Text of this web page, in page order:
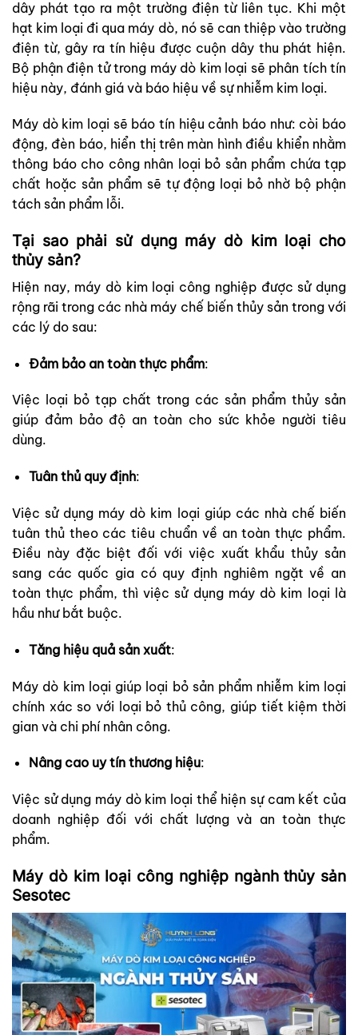
dây phát tạo ra một trường điện từ liên tục. Khi một
hạt kim loại đi qua máy dò, nó sẽ can thiệp vào trường
điện từ, gây ra tín hiệu được cuộn dây thu phát hiện.
Bộ phận điện tử trong máy dò kim loại sẽ phân tích tín
hiệu này, đánh giá và báo hiệu về sự nhiễm kim loại.
Máy dò kim loại sẽ báo tín hiệu cảnh báo như: còi báo
động, đèn báo, hiển thị trên màn hình điều khiển nhằm
thông báo cho công nhân loại bỏ sản phẩm chứa tạp
chất hoặc sản phẩm sẽ tự động loại bỏ nhờ bộ phận
tách sản phẩm lỗi.
Tại sao phải sử dụng máy dò kim loại cho
thủy sản?
Hiện nay, máy dò kim loại công nghiệp được sử dụng
rộng rãi trong các nhà máy chế biến thủy sản trong với
các lý do sau:
Đảm bảo an toàn thực phẩm:
Việc loại bỏ tạp chất trong các sản phẩm thủy sản
giúp đảm bảo độ an toàn cho sức khỏe người tiêu
dùng.
Tuân thủ quy định:
Việc sử dụng máy dò kim loại giúp các nhà chế biến
tuân thủ theo các tiêu chuẩn về an toàn thực phẩm.
Điều này đặc biệt đối với việc xuất khẩu thủy sản
sang các quốc gia có quy định nghiêm ngặt về an
toàn thực phẩm, thì việc sử dụng máy dò kim loại là
hầu như bắt buộc.
Tăng hiệu quả sản xuất:
Máy dò kim loại giúp loại bỏ sản phẩm nhiễm kim loại
chính xác so với loại bỏ thủ công, giúp tiết kiệm thời
gian và chi phí nhân công.
Nâng cao uy tín thương hiệu:
Việc sử dụng máy dò kim loại thể hiện sự cam kết của
doanh nghiệp đối với chất lượng và an toàn thực
phẩm.
Máy dò kim loại công nghiệp ngành thủy sản
Sesotec